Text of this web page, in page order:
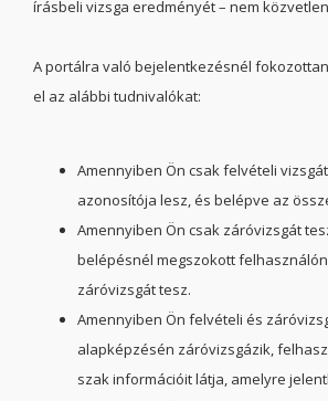
írásbeli vizsga eredményét – nem
A portálra való bejelentkezésnél
el az alábbi tudnivalókat:
Amennyiben Ön csak felvételi
azonosítója lesz, és belépve az
Amennyiben Ön csak záróvizsgát
belépésnél megszokott
záróvizsgát tesz.
Amennyiben Ön felvételi és
alapképzésén záróvizsgázik,
szak információit látja, amelyre